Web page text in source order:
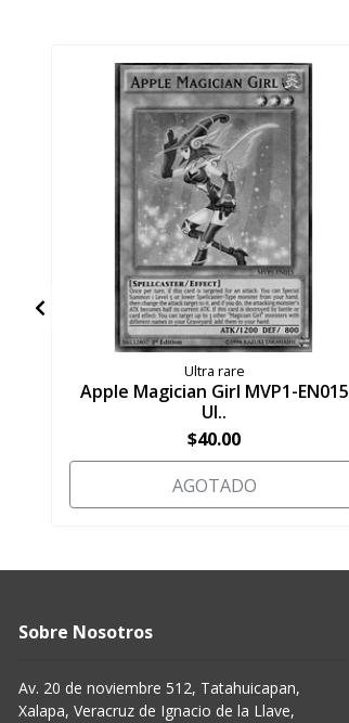
Ultra rare
Apple Magician Girl MVP1-EN015
Ul..
$40.00
AGOTADO
Sobre Nosotros
Av. 20 de noviembre 512, Tatahuicapan,
Xalapa, Veracruz de Ignacio de la Llave,